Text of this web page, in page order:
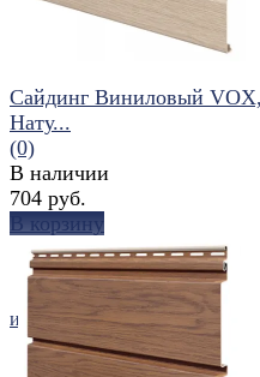
избранное сравнить
Сайдинг Виниловый
Нату...
(0)
В наличии
704 руб.
В корзину